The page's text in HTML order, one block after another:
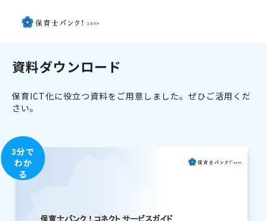
資料ダウンロード
保育ICT化に役立つ資料をご用意しました。ぜひご活用くだ
さい。
3分で
わか
る